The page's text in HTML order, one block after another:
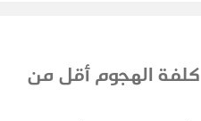
كلفة الهجوم أقل من